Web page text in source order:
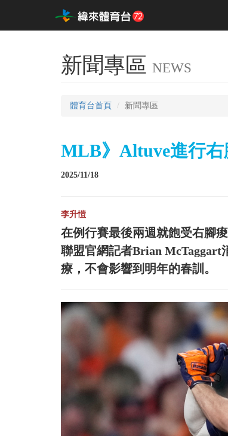
新聞專區 NEWS
體育台首頁 新聞專區
MLB》Altuve進行
2025/11/18
李升愷
在例行賽最後兩週就飽受右腳
聯盟官網記者Brian McTaggart
療，不會影響到明年的春訓。